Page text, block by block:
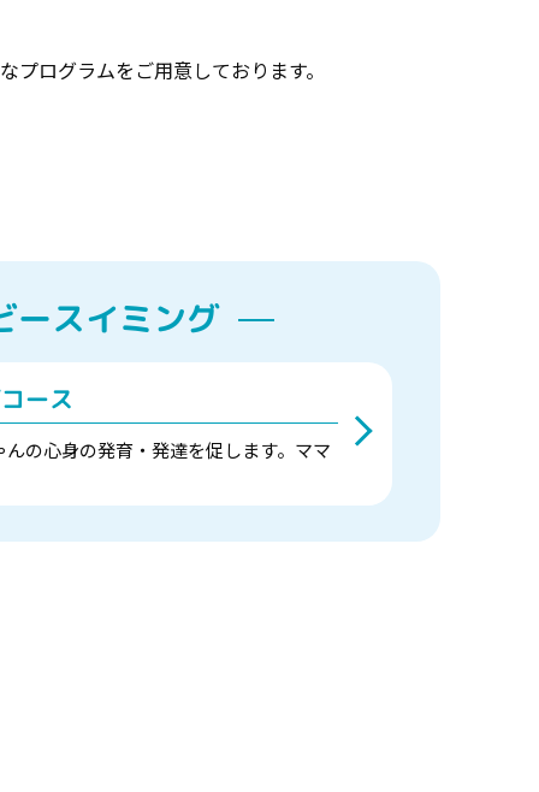
ログラムをご用意しております。
ースイミング
ース
の心身の発育・発達を促します。ママ